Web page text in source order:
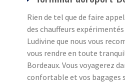
Rien de tel que de faire
des chauffeurs
Ludivine que nous vous
vous rendre en toute
Bordeaux. Vous voyagerez
confortable et vos bagages